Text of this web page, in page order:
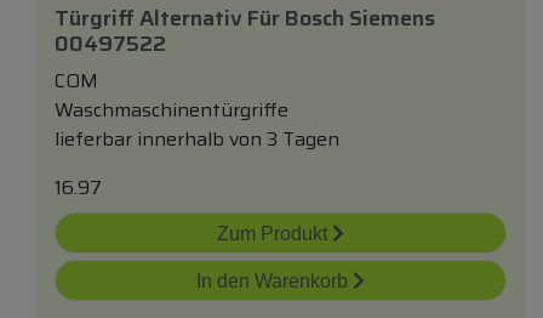
Türgriff Alternativ Für Bosch Siemens
00497522
COM
Waschmaschinentürgriffe
lieferbar innerhalb von 3 Tagen
16.97
Zum Produkt
In den Warenkorb